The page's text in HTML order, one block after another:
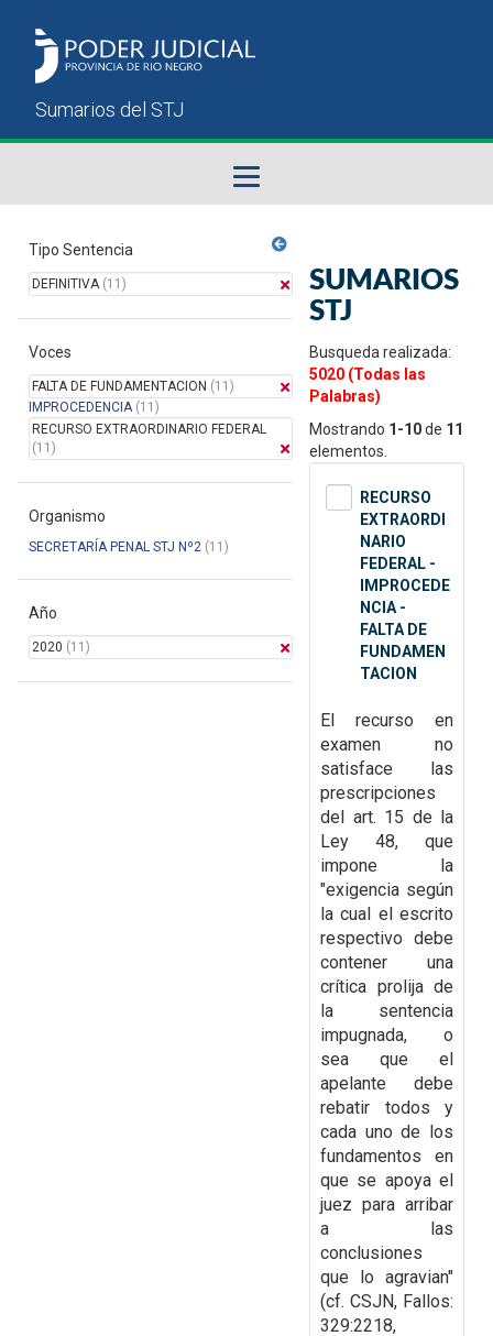
Sumarios del STJ
Manual del Usuario
Tipo Sentencia
DEFINITIVA(11)
Voces
FALTA DE FUNDAMENTACION (11)
IMPROCEDENCIA(11)
RECURSO EXTRAORDINARIO FEDERAL
(11)
Organismo
SECRETARÍA PENAL STJ Nº2 (11)
Año
2020 (11)
SUMARIOS
STJ
Busqueda realizada:
5020 (Todas las
Palabras)
Mostrando 1-10de 11
elementos.
RECURSO
EXTRAORDI
NARIO
FEDERAL -
IMPROCEDE
NCIA -
FALTA DE
FUNDAMEN
TACION
El recurso en
examen no
satisface las
prescripciones
del art. 15 de la
Ley 48, que
impone la
"exigencia según
la cual el escrito
respectivo debe
contener una
crítica prolija de
la sentencia
impugnada, o
sea que el
apelante debe
rebatir todos y
cada uno de los
fundamentos en
que se apoya el
juez para arribar
a las
conclusiones
que lo agravian"
(cf. CSJN, Fallos:
329:2218,